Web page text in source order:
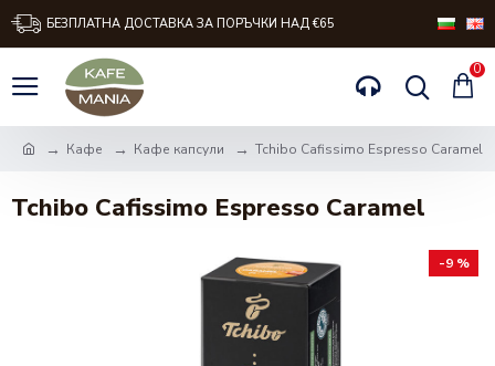
БЕЗПЛАТНА ДОСТАВКА ЗА ПОРЪЧКИ НАД €65
0
Кафе Кафе капсули Tchibo Cafissimo Espresso Caramel
Tchibo Cafissimo Espresso Caramel
-9 %